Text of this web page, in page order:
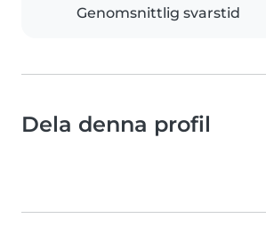
Genomsnittlig svarstid
Dela denna profil